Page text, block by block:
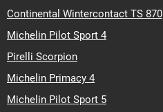
Continental Wintercontact TS 870
Michelin Pilot Sport 4
Pirelli Scorpion
Michelin Primacy 4
Michelin Pilot Sport 5